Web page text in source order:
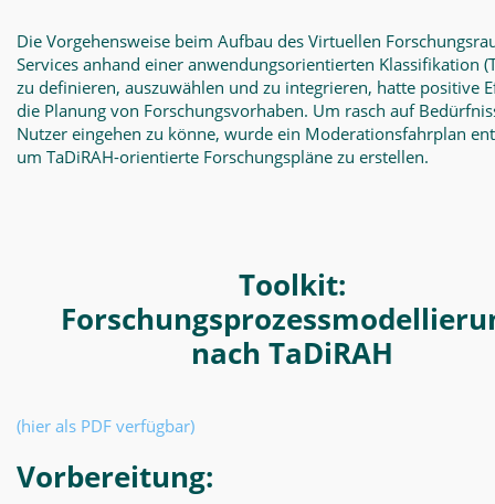
Die Vorgehensweise beim Aufbau des Virtuellen
Services anhand einer anwendungsorientierten Klassifikation
zu definieren, auszuwählen und zu integrieren, hatte positive
die Planung von Forschungsvorhaben. Um rasch auf
Nutzer eingehen zu könne, wurde ein Moderationsfahrplan
um TaDiRAH-orientierte Forschungspläne zu erstellen.
Toolkit:
nach TaDiRAH
(hier als PDF verfügbar)
Vorbereitung: